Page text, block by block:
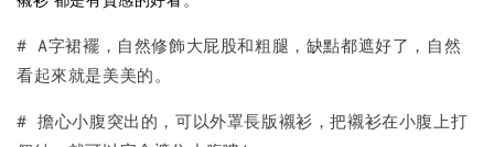
# A字裙襬，自然修飾大屁股和粗腿，缺點都遮好了，自然
看起來就是美美的。
# 擔心小腹突出的，可以外罩長版襯衫，把襯衫在小腹上打